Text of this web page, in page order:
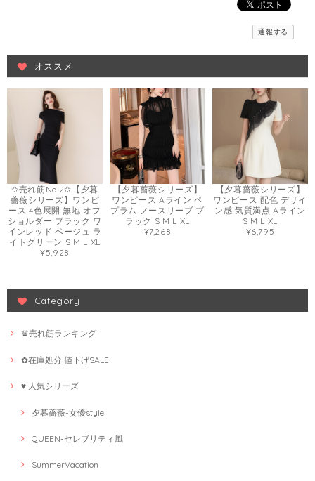
通報する
オススメ
✩売れ筋No.2✩【夕暮
薔薇シリーズ】ワンピ
ース 4色展開 無地 オフ
ショルダー ブラック ワ
インレッド ベージュ ラ
イトグリーン S M L XL
¥5,928
【夕暮薔薇シリーズ】
ワンピース Aライン ペ
プラム ノースリーブ ブ
ラック S M L XL
¥7,268
【夕暮薔薇シリーズ】
ワンピース 配色 デザイ
ン感 気質満点 Aライン
S M L XL
¥6,795
Category
♛売れ筋ランキング
✿在庫処分 値下げSALE
♥ 人気シリーズ
夕暮薔薇-女優style
QUEEN-セレブリティ風
SummerVacation